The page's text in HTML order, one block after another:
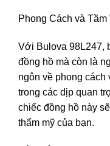
Phong Cách và Tầm
Với Bulova 98L247,
đồng hồ mà còn là
ngôn về phong cách
trong các dịp quan
chiếc đồng hồ này
thẩm mỹ của bạn.